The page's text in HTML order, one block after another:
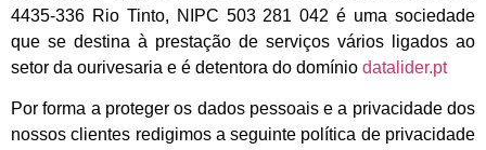
4435-336 Rio Tinto, NIPC 503 281 042 é uma sociedade
que se destina à prestação de serviços vários ligados ao
setor da ourivesaria e é detentora do domínio datalider.pt
Por forma a proteger os dados pessoais e a privacidade dos
nossos clientes redigimos a seguinte política de privacidade